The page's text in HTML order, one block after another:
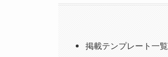
掲載テンプレート一覧